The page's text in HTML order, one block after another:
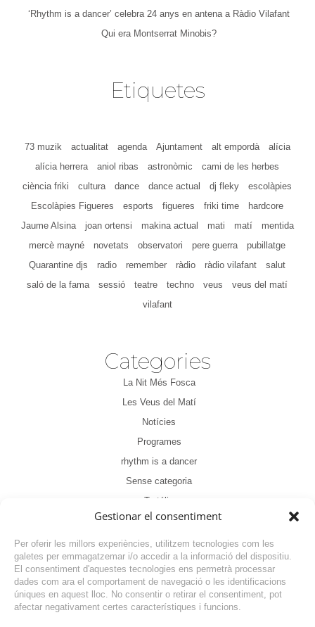
Gestionar el consentiment
Per oferir les millors experiències, utilitzem tecnologies com les
galetes per emmagatzemar i/o accedir a la informació del dispositiu.
El consentiment d'aquestes tecnologies ens permetrà processar
dades com ara el comportament de navegació o les identificacions
úniques en aquest lloc. No consentir o retirar el consentiment, pot
afectar negativament certes característiques i funcions.
‘Rhythm is a dancer’ celebra 24 anys en antena a Ràdio Vilafant
Qui era Montserrat Minobis?
Etiquetes
73 muzik actualitat agenda Ajuntament alt empordà
alícia
alícia herrera
aniol ribas astronòmic
cami de les herbes
ciència friki
cultura dance dance actual dj fleky
escolàpies
Escolàpies Figueres
esports figueres friki time
hardcore
Jaume Alsina
joan ortensi makina actual mati matí
mentida
mercè mayné
novetats observatori pere guerra
pubillatge
Quarantine djs
radio remember ràdio ràdio vilafant
salut
saló de la fama
sessió teatre techno veus
veus del matí
vilafant
Categories
La Nit Més Fosca
Les Veus del Matí
Notícies
Programes
rhythm is a dancer
Sense categoria
Tertúlia
NOTÍCIA ANTERIOR
NOTÍCIA SEGÜENT